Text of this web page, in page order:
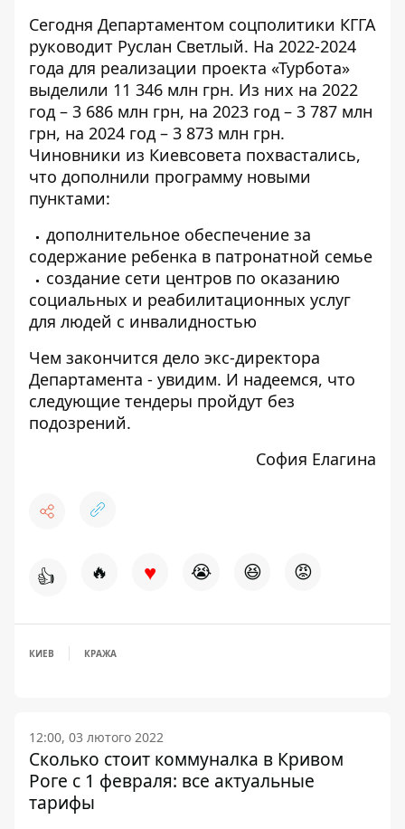
Сегодня Департаментом соцполитики КГГА
руководит Руслан Светлый. На 2022-2024
года для реализации проекта «Турбота»
выделили 11 346 млн грн. Из них на 2022
год – 3 686 млн грн, на 2023 год – 3 787 млн
грн, на 2024 год – 3 873 млн грн.
Чиновники из Киевсовета похвастались,
что дополнили программу новыми
пунктами:
дополнительное обеспечение за
содержание ребенка в патронатной семье
создание сети центров по оказанию
социальных и реабилитационных услуг
для людей с инвалидностью
Чем закончится дело экс-директора
Департамента - увидим. И надеемся, что
следующие тендеры пройдут без
подозрений.
София Елагина
👍 🔥 ♥ 😭 😆 😡
КИЕВ КРАЖА
12:00, 03 лютого 2022
Сколько стоит коммуналка в Кривом
Роге с 1 февраля: все актуальные
тарифы